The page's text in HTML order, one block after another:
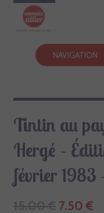
NAVIGATION
Tintin au
Hergé –
février 1983
LE
7.50€LE